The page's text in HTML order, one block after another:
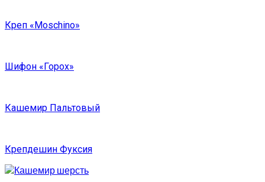
Креп «Moschino»
Шифон «Горох»
Кашемир Пальтовый
Крепдешин Фуксия